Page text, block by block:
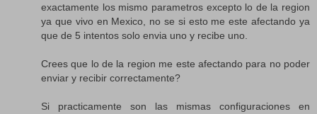
exactamente los mismo parametros excepto lo de la region
ya que vivo en Mexico, no se si esto me este afectando ya
que de 5 intentos solo envia uno y recibe uno.
Crees que lo de la region me este afectando para no poder
enviar y recibir correctamente?
Si practicamente son las mismas configuraciones en